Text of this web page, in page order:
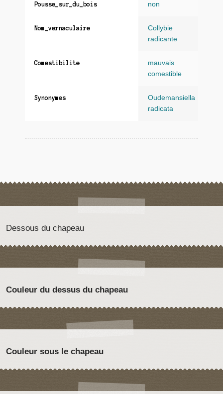
Pousse_sur_du_bois non
Nom_vernaculaire
Collybie
radicante
Comestibilite
mauvais
comestible
Synonymes
Oudemansiella
radicata
Dessous du chapeau
Couleur du dessus du chapeau
Couleur sous le chapeau